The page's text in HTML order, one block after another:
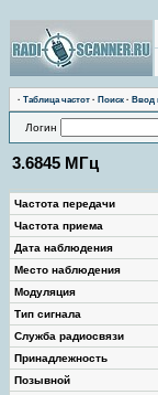
· Таблица частот · Поиск · Ввод
Логин
3.6845 МГц
Частота передачи
Частота приема
Дата наблюдения
Место наблюдения
Модуляция
Тип сигнала
Служба радиосвязи
Принадлежность
Позывной